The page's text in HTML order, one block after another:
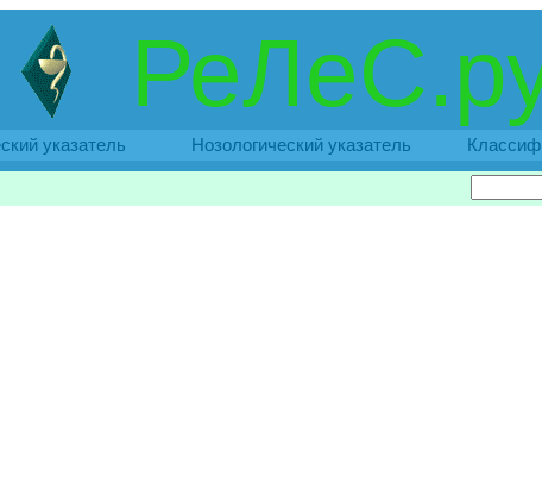
указатель Нозологический указатель